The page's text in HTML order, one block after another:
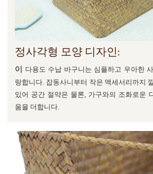
정사각형 모양 디자인:
이
다용도 수납 바구니는 심플하고 우아한
랑합니다. 잡동사니부터 작은 액세서리까지
있어 공간 절약은 물론, 가구와의 조화로운
움을 더합니다.